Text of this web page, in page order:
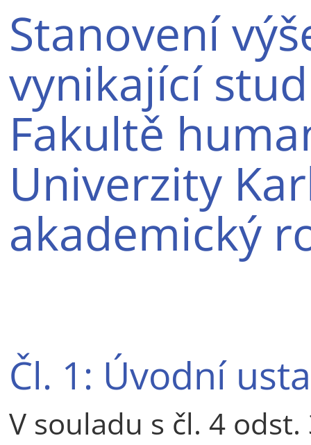
Stanovení
vynikající
Fakultě
Univerzity
akademický
Čl. 1: Úvodní
V souladu s čl. 4